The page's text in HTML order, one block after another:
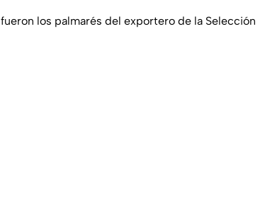
los palmarés del exportero de la Selección